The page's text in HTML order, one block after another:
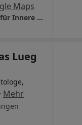
Maps
Praxis Dr.med. Philipp Kersting Facharzt für Innere Medizin
Lueg
· Mehr